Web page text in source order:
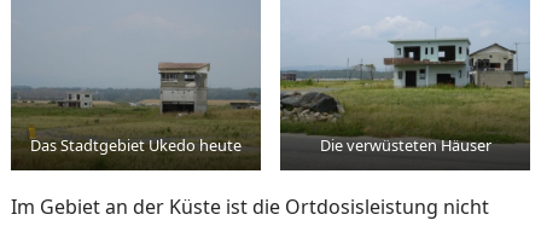
Das Stadtgebiet Ukedo heute Die verwüsteten Häuser
Im Gebiet an der Küste ist die Ortdosisleistung nicht